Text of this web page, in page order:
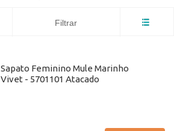
Filtrar
Sapato Feminino Mule Marinho
Vivet - 5701101 Atacado